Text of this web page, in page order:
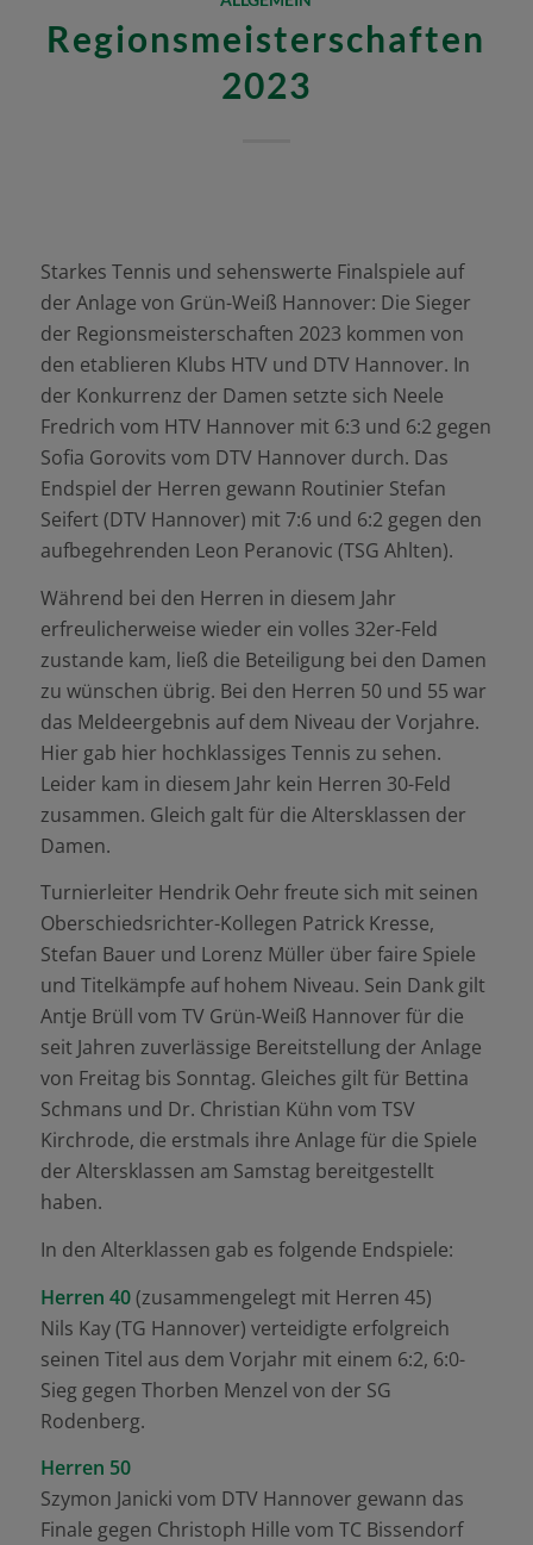
Regionsmeisterschaften
2023
Starkes Tennis und sehenswerte Finalspiele auf
der Anlage von Grün-Weiß Hannover: Die Sieger
der Regionsmeisterschaften 2023 kommen von
den etablieren Klubs HTV und DTV Hannover. In
der Konkurrenz der Damen setzte sich Neele
Fredrich vom HTV Hannover mit 6:3 und 6:2 gegen
Sofia Gorovits vom DTV Hannover durch. Das
Endspiel der Herren gewann Routinier Stefan
Seifert (DTV Hannover) mit 7:6 und 6:2 gegen den
aufbegehrenden Leon Peranovic (TSG Ahlten).
Während bei den Herren in diesem Jahr
erfreulicherweise wieder ein volles 32er-Feld
zustande kam, ließ die Beteiligung bei den Damen
zu wünschen übrig. Bei den Herren 50 und 55 war
das Meldeergebnis auf dem Niveau der Vorjahre.
Hier gab hier hochklassiges Tennis zu sehen.
Leider kam in diesem Jahr kein Herren 30-Feld
zusammen. Gleich galt für die Altersklassen der
Damen.
Turnierleiter Hendrik Oehr freute sich mit seinen
Oberschiedsrichter-Kollegen Patrick Kresse,
Stefan Bauer und Lorenz Müller über faire Spiele
und Titelkämpfe auf hohem Niveau. Sein Dank gilt
Antje Brüll vom TV Grün-Weiß Hannover für die
seit Jahren zuverlässige Bereitstellung der Anlage
von Freitag bis Sonntag. Gleiches gilt für Bettina
Schmans und Dr. Christian Kühn vom TSV
Kirchrode, die erstmals ihre Anlage für die Spiele
der Altersklassen am Samstag bereitgestellt
haben.
In den Alterklassen gab es folgende Endspiele:
Herren 40(zusammengelegt mit Herren 45)
Nils Kay (TG Hannover) verteidigte erfolgreich
seinen Titel aus dem Vorjahr mit einem 6:2, 6:0-
Sieg gegen Thorben Menzel von der SG
Rodenberg.
Herren 50
Szymon Janicki vom DTV Hannover gewann das
Finale gegen Christoph Hille vom TC Bissendorf